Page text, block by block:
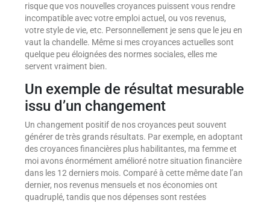
risque que vos nouvelles croyances puissent vous rendre
incompatible avec votre emploi actuel, ou vos revenus,
votre style de vie, etc. Personnellement je sens que le jeu en
vaut la chandelle. Même si mes croyances actuelles sont
quelque peu éloignées des normes sociales, elles me
servent vraiment bien.
Un exemple de résultat mesurable
issu d’un changement
Un changement positif de nos croyances peut souvent
générer de très grands résultats. Par exemple, en adoptant
des croyances financières plus habilitantes, ma femme et
moi avons énormément amélioré notre situation financière
dans les 12 derniers mois. Comparé à cette même date l’an
dernier, nos revenus mensuels et nos économies ont
quadruplé, tandis que nos dépenses sont restées